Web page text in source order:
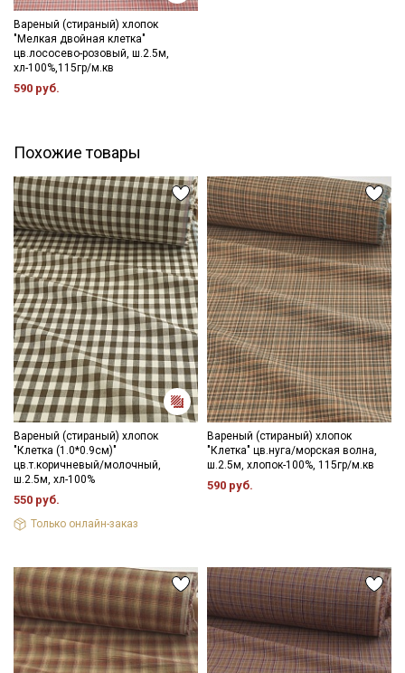
Вареный (стираный) хлопок
"Мелкая двойная клетка"
цв.лососево-розовый, ш.2.5м,
хл-100%,115гр/м.кв
590 руб.
Похожие товары
Вареный (стираный) хлопок
"Клетка (1.0*0.9см)"
цв.т.коричневый/молочный,
ш.2.5м, хл-100%
550 руб.
Только онлайн-заказ
Вареный (стираный) хлопок
"Клетка" цв.нуга/морская волна,
ш.2.5м, хлопок-100%, 115гр/м.кв
590 руб.
Секретная рассылка от Купава
Мы публикуем здесь дополнительные
промокоды и скидки до 30% на узкие
категории тканей
Электронная почта
Подписаться
Ознакомлен(а) сПолитикой обработки персональных
данныхи даю
Даю Согласие на получение рекламных и